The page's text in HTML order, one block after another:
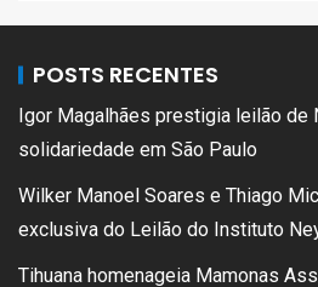
POSTS RECENTES
Igor Magalhães prestigia leilão de
solidariedade em São Paulo
Wilker Manoel Soares e Thiago
exclusiva do Leilão do Instituto
Tihuana homenageia Mamonas